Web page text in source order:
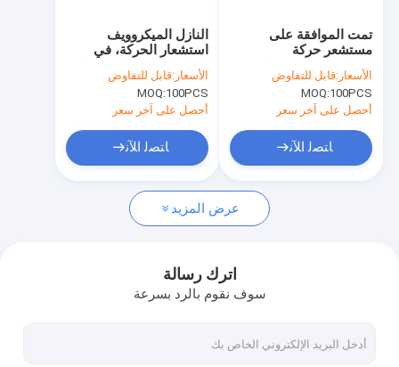
مراقبة الجودة
اتصل بنا
أخبار
الميكروويف استشعار الحركة
النازل الميكروويف
استشعار الحركة، في
الهواء الطلق فلوش جبل
ضوء السقف استشعار
الحركة
الأسعار:قابل للتفاوض
MOQ:100PCS
أحصل على آخر سعر
ﺎﺘﺼﻟ ﺍﻶﻧ
تمت الموافقة على
مستشعر حركة
للتحكم في تشغيل /
تكاملاً ومستوى الدخول
الأسعار:قابل للتفاوض
MOQ:100PCS
أحصل على آخر سعر
ﺎﺘﺼﻟ ﺍﻶﻧ
عرض المزيد
اترك رسالة
سوف نقوم بالرد بسرعة